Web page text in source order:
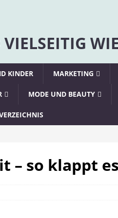
KINDER MARKETING
MODE UND BEAUTY
– so klappt es